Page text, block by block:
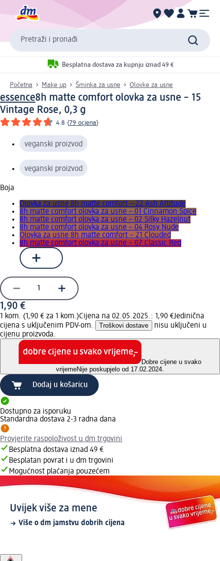
Pretraži i pronađi
Besplatna dostava za kupnju iznad 49 €
Početna Make up Šminka za usne Olovke za usne
essence8h matte comfort olovka za usne – 15
Vintage Rose, 0,3 g
4.8 (79 ocjena)
veganski proizvod
veganski proizvod
Boja
Olovka za usne 8h matte comfort – 22 Ash Attitude
8h matte comfort olovka za usne – 01 Cinnamon Spice
8h matte comfort olovka za usne – 02 Silky Hazelnut
8h matte comfort olovka za usne – 04 Rosy Nude
Olovka za usne 8h matte comfort – 21 Clouded
8h matte comfort olovka za usne – 07 Classic Red
1,90 €
1 kom. (1,90 € za 1 kom.)Cijena na 02.05.2025.: 1,90 €Jedinična
cijena s uključenim PDV-om.
Troškovi dostave
nisu uključeni u
cijenu proizvoda.
Dobre cijene u svako
vrijemeNije poskupjelo od 17.02.2024.
Dodaj u košaricu
Dostupno za isporuku
Standardna dostava 2-3 radna dana
Provjerite raspoloživost u dm trgovini
Besplatna dostava iznad 49 €
Besplatan povrat i u dm trgovini
Mogućnost plaćanja pouzećem
Uvijek više za mene
Više o dm jamstvu dobrih cijena